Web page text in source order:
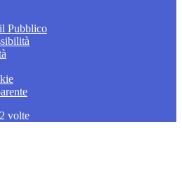
Pubblico
volte